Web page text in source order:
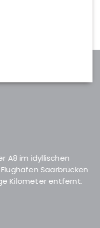
A8 im idyllischen
Saarbrücken
Kilometer entfernt.